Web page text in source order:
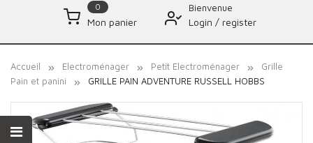
0
Mon panier
Bienvenue
Login / register
Accueil Electroménager Petit Electroménager
Grille
Pain et panini
GRILLE PAIN ADVENTURE RUSSELL HOBBS